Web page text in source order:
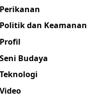
Perikanan
Politik dan Keamanan
Profil
Seni Budaya
Teknologi
Video